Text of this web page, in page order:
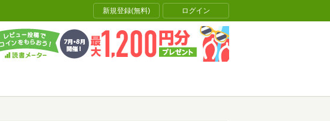
新規登録(無料) ログイン